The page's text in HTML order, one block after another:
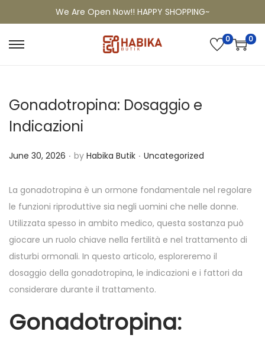
We Are Open Now!! HAPPY SHOPPING~
0 0
Gonadotropina: Dosaggio e
Indicazioni
P
s
t
e
d
o
n
June 30, 2026 . by Habika Butik . P
s
t
e
d
i
n
Uncategorized
La gonadotropina è un ormone fondamentale nel regolare
le funzioni riproduttive sia negli uomini che nelle donne.
Utilizzata spesso in ambito medico, questa sostanza può
giocare un ruolo chiave nella fertilità e nel trattamento di
disturbi ormonali. In questo articolo, esploreremo il
dosaggio della gonadotropina, le indicazioni e i fattori da
considerare durante il trattamento.
Gonadotropina: